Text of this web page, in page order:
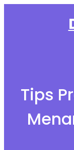
Tips